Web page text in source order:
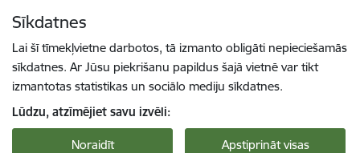
Sīkdatnes
Lai šī tīmekļvietne darbotos, tā izmanto obligāti nepieciešamās
sīkdatnes. Ar Jūsu piekrišanu papildus šajā vietnē var tikt
izmantotas statistikas un sociālo mediju sīkdatnes.
Lūdzu, atzīmējiet savu izvēli:
Noraidīt Apstiprināt visas